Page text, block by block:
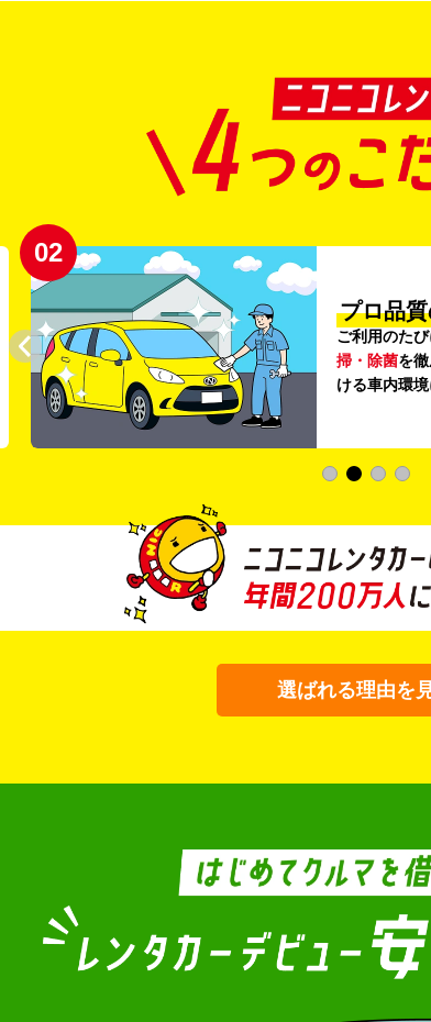
02
プロ品
ご利用のた
掃・除菌を
ける車内環
選ばれる理由を